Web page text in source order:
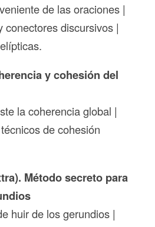
de las oraciones |
conectores discursivos |
y cohesión del
la coherencia global |
de cohesión
Método secreto para
huir de los gerundios |